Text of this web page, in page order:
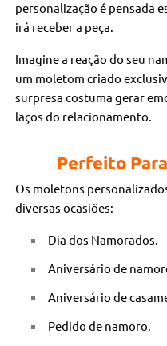
personalização é pensada
irá receber a peça.
Imagine a reação do seu
um moletom criado
surpresa costuma gerar
laços do relacionamento.
Perfeito
Os moletons
diversas ocasiões:
Dia dos Namorados.
Aniversário de
Aniversário de
Pedido de namoro.